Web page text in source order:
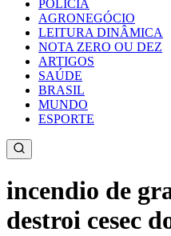
POLÍCIA
AGRONEGÓCIO
LEITURA DINÂMICA
NOTA ZERO OU DEZ
ARTIGOS
SAÚDE
BRASIL
MUNDO
ESPORTE
incendio de
destroi cesec